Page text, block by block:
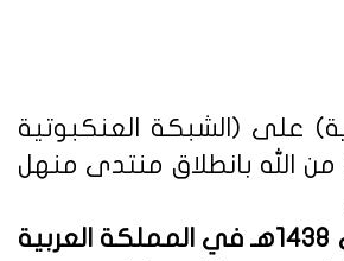
على (الشبكة العنكبوتية
من الله بانطلاق منتدى منهل
لوائح وأنظمة اللائحة التنفيذية للنشر الإلكتروني 1438هـ في المملكة العربية